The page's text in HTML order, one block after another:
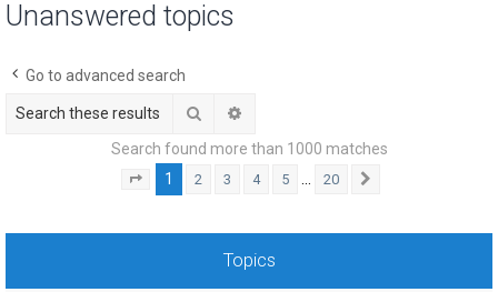
Unanswered topics
Go to advanced search
Search
Search found more than 1000 matches
Page of 20
1 2 3 4 5 20
Topics